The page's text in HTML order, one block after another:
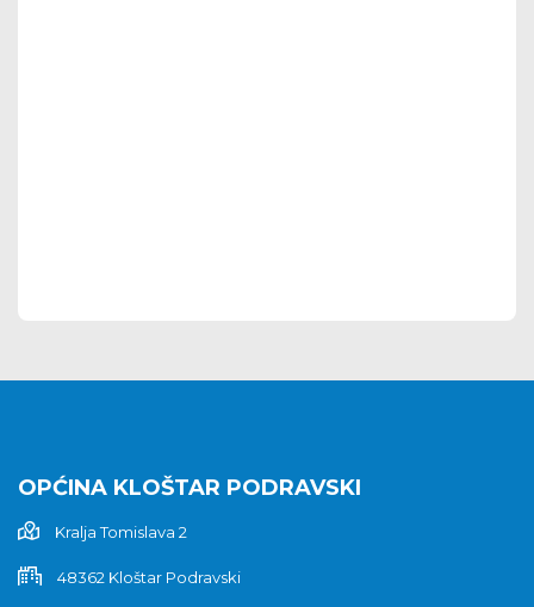
OPĆINA KLOŠTAR PODRAVSKI
Kralja Tomislava 2
48362 Kloštar Podravski